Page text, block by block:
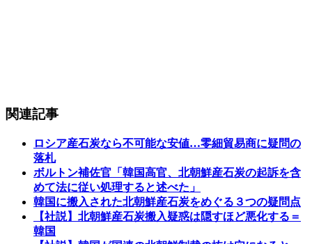
関連記事
ロシア産石炭なら不可能な安値…零細貿易商に疑問の
落札
ボルトン補佐官「韓国高官、北朝鮮産石炭の起訴を含
めて法に従い処理すると述べた」
韓国に搬入された北朝鮮産石炭をめぐる３つの疑問点
【社説】北朝鮮産石炭搬入疑惑は隠すほど悪化する＝
韓国